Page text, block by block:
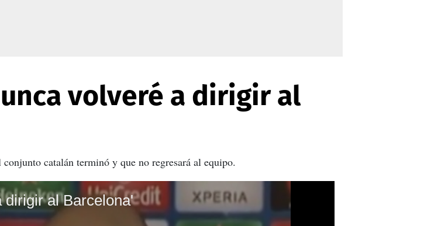
volveré a dirigir al
catalán terminó y que no regresará al equipo.
dirigir al Barcelona'